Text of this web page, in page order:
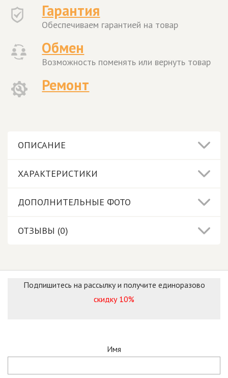
Гарантия
Обеспечиваем гарантией на товар
Обмен
Возможность поменять или вернуть товар
Ремонт
ОПИСАНИЕ
ХАРАКТЕРИСТИКИ
ДОПОЛНИТЕЛЬНЫЕ ФОТО
ОТЗЫВЫ (0)
Подпишитесь на рассылку и получите единоразово
скидку 10%
Имя